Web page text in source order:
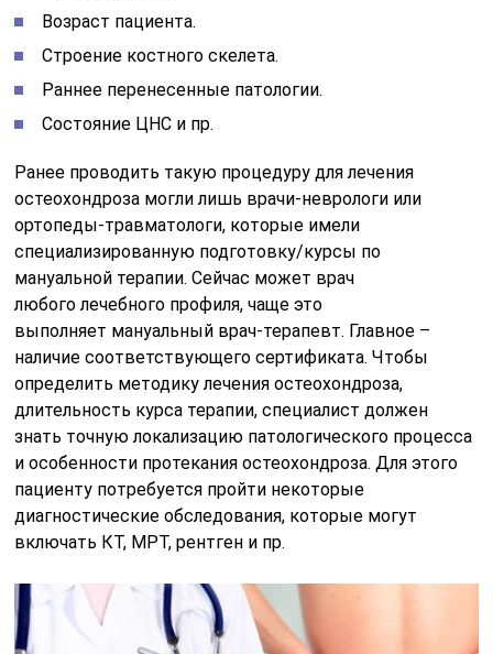
Возраст пациента.
Строение костного скелета.
Раннее перенесенные патологии.
Состояние ЦНС и пр.
Ранее проводить такую процедуру для лечения
остеохондроза могли лишь врачи-неврологи или
ортопеды-травматологи, которые имели
специализированную подготовку/курсы по
мануальной терапии. Сейчас может врач
любого лечебного профиля, чаще это
выполняет мануальный врач-терапевт. Главное –
наличие соответствующего сертификата. Чтобы
определить методику лечения остеохондроза,
длительность курса терапии, специалист должен
знать точную локализацию патологического процесса
и особенности протекания остеохондроза. Для этого
пациенту потребуется пройти некоторые
диагностические обследования, которые могут
включать КТ, МРТ, рентген и пр.